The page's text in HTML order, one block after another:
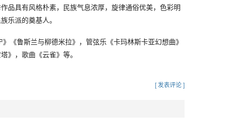
品具有风格朴素，民族气息浓厚，旋律通俗优美，色彩明
乐派的奠基人。
《鲁斯兰与柳德米拉》，管弦乐《卡玛林斯卡亚幻想曲》
》，歌曲《云雀》等。
[ 发表评论 ]